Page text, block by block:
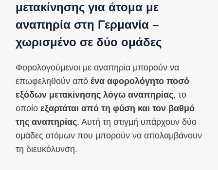
μετακίνησης για άτομα με
αναπηρία στη Γερμανία –
χωρισμένο σε δύο ομάδες
Φορολογούμενοι με αναπηρία μπορούν να
επωφεληθούν από ένα αφορολόγητο ποσό
εξόδων μετακίνησης λόγω αναπηρίας, το
οποίο εξαρτάται από τη φύση και τον βαθμό
της αναπηρίας. Αυτή τη στιγμή υπάρχουν δύο
ομάδες ατόμων που μπορούν να απολαμβάνουν
τη διευκόλυνση.